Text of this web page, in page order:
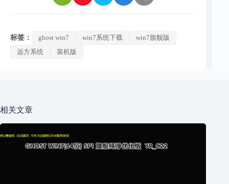
标签： ghost win7 win7系统下载
win7旗舰版
远方系统
装机版
相关文章